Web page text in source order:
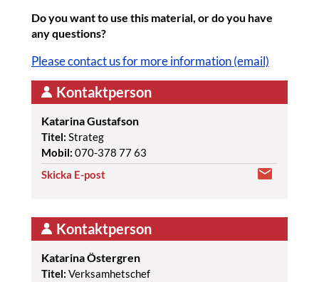
Do you want to use this material, or do you have
any questions?
Please contact us for more information (email)
Kontaktperson
Katarina Gustafson
Titel: Strateg
Mobil: 070-378 77 63
Skicka E-post
Kontaktperson
Katarina Östergren
Titel: Verksamhetschef